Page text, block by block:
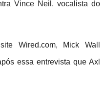
Vince Neil, vocalista do
Wired.com, Mick Wall
essa entrevista que Axl